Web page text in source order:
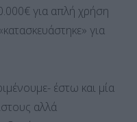
για απλή χρήση
για
έστω και μία
αλλά